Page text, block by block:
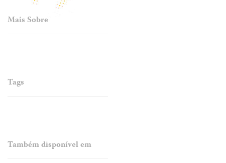
Mais Sobre
Tags
Também disponível em